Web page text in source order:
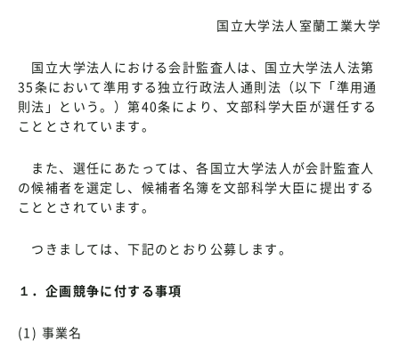
国立大学法人室蘭工業大学
国立大学法人における会計監査人は、国立大学法人法第
35条において準用する独立行政法人通則法（以下「準用通
則法」という。）第40条により、文部科学大臣が選任する
こととされています。
また、選任にあたっては、各国立大学法人が会計監査人
の候補者を選定し、候補者名簿を文部科学大臣に提出する
こととされています。
つきましては、下記のとおり公募します。
１．企画競争に付する事項
(1) 事業名